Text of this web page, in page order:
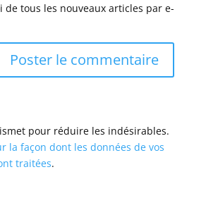
de tous les nouveaux articles par e-
pour réduire les indésirables.
la façon dont les données de vos
traitées.